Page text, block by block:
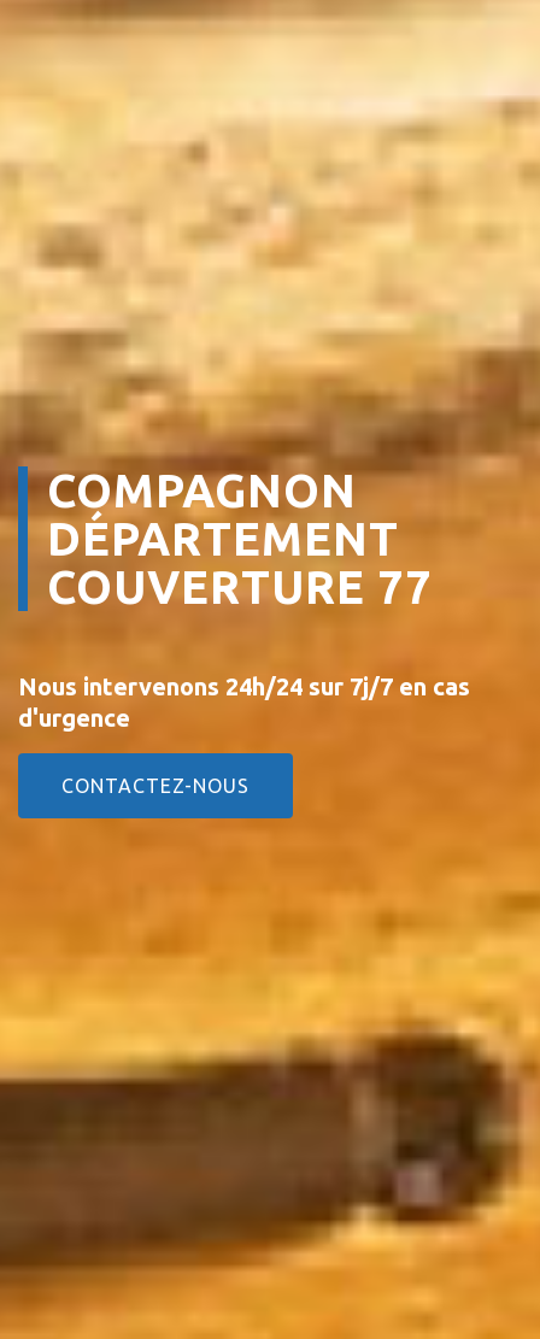
COMPAGNON
DÉPARTEMENT
COUVERTURE 77
Nous intervenons 24h/24 sur 7j/7 en cas
d'urgence
CONTACTEZ-NOUS